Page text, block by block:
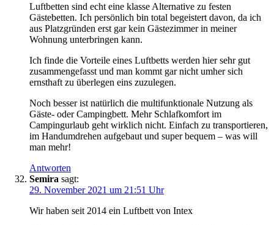
Luftbetten sind echt eine klasse Alternative zu festen
Gästebetten. Ich persönlich bin total begeistert davon, da ich
aus Platzgründen erst gar kein Gästezimmer in meiner
Wohnung unterbringen kann.
Ich finde die Vorteile eines Luftbetts werden hier sehr gut
zusammengefasst und man kommt gar nicht umher sich
ernsthaft zu überlegen eins zuzulegen.
Noch besser ist natürlich die multifunktionale Nutzung als
Gäste- oder Campingbett. Mehr Schlafkomfort im
Campingurlaub geht wirklich nicht. Einfach zu transportieren,
im Handumdrehen aufgebaut und super bequem – was will
man mehr!
Antworten
Semira sagt:
29. November 2021 um 21:51 Uhr
Wir haben seit 2014 ein Luftbett von Intex